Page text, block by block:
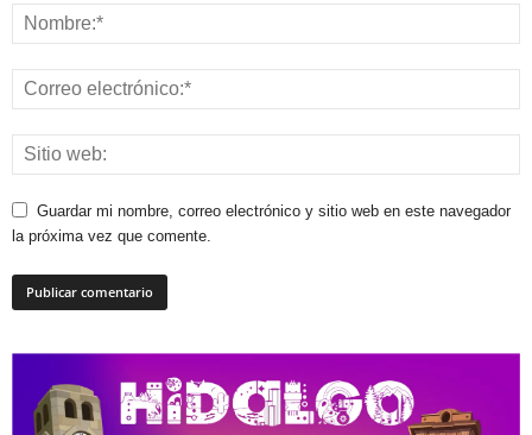
Guardar mi nombre, correo electrónico y sitio web en este navegador
la próxima vez que comente.